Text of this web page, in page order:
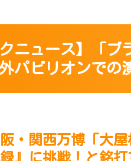
ニュース】「ブ
パビリオンでの
・関西万博「大
』に挑戦！と銘